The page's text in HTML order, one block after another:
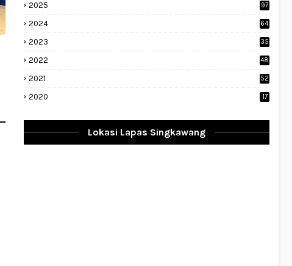
2025 97
2024 64
2023
35
2022
48
2021 52
2020 17
Lokasi Lapas Singkawang